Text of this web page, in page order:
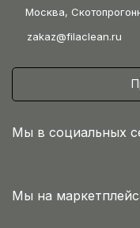
Москва,
zakaz@filaclean.ru
Мы в социальных
Мы на